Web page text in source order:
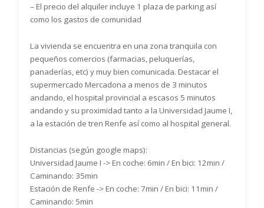
– El precio del alquiler incluye 1 plaza de parking así
como los gastos de comunidad
La vivienda se encuentra en una zona tranquila con
pequeños comercios (farmacias, peluquerías,
panaderías, etc) y muy bien comunicada. Destacar el
supermercado Mercadona a menos de 3 minutos
andando, el hospital provincial a escasos 5 minutos
andando y su proximidad tanto a la Universidad Jaume I,
a la estación de tren Renfe así como al hospital general.
Distancias (según google maps):
Universidad Jaume I -> En coche: 6min / En bici: 12min /
Caminando: 35min
Estación de Renfe -> En coche: 7min / En bici: 11min /
Caminando: 5min